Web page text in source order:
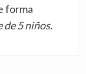
forma
de 5 niños.